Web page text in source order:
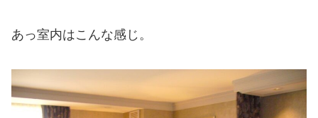
あっ室内はこんな感じ。